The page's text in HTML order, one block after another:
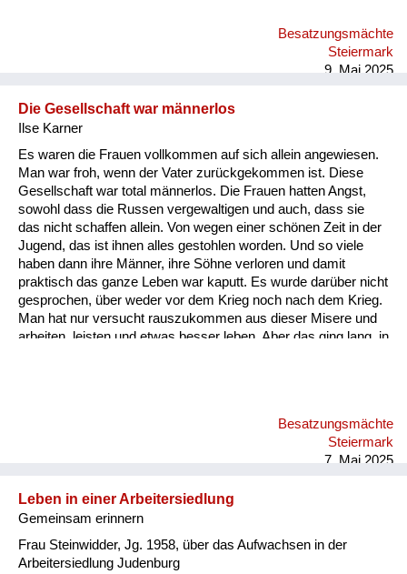
Besatzungsmächte
Steiermark
9. Mai 2025
Die Gesellschaft war männerlos
Ilse Karner
Es waren die Frauen vollkommen auf sich allein angewiesen.
Man war froh, wenn der Vater zurückgekommen ist. Diese
Gesellschaft war total männerlos. Die Frauen hatten Angst,
sowohl dass die Russen vergewaltigen und auch, dass sie
das nicht schaffen allein. Von wegen einer schönen Zeit in der
Jugend, das ist ihnen alles gestohlen worden. Und so viele
haben dann ihre Männer, ihre Söhne verloren und damit
praktisch das ganze Leben war kaputt. Es wurde darüber nicht
gesprochen, über weder vor dem Krieg noch nach dem Krieg.
Man hat nur versucht rauszukommen aus dieser Misere und
arbeiten, leisten und etwas besser leben. Aber das ging lang, in
ein Elend war. Wenn Fliegeralarm sind wir durch die Straßen
Besatzungsmächte
Steiermark
7. Mai 2025
Leben in einer Arbeitersiedlung
Gemeinsam erinnern
Frau Steinwidder, Jg. 1958, über das Aufwachsen in der
Arbeitersiedlung Judenburg